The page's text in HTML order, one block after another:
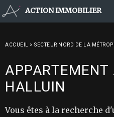
ACTION IMMOBILIER
ACCUEIL > SECTEUR NORD DE LA
APPARTEMENT
HALLUIN
Vous êtes à la recherche